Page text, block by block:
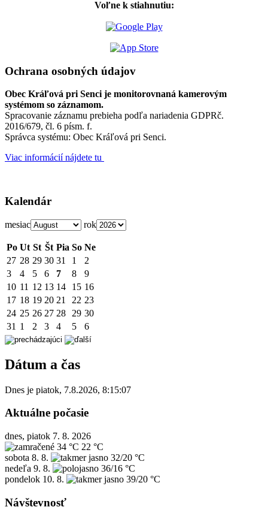
Voľne k stiahnutiu:
Ochrana osobných údajov
Obec Kráľová pri Senci je monitorovnaná kamerovým
systémom so záznamom.
Spracovanie záznamu prebieha podľa nariadenia GDPRč.
2016/679, čl. 6 písm. f.
Správca systému: Obec Kráľová pri Senci.
Viac informácií nájdete tu
Kalendár
mesiac rok
Po Ut St Št Pia So Ne
27 28 29 30 31 1
2
3
4 5 6 7 8
9
10 11 12 13 14 15 16
17 18 19 20 21 22 23
24 25 26 27 28 29 30
31 1 2 3 4 5 6
Dátum a čas
Dnes je piatok, 7.8.2026, 8:15:07
Aktuálne počasie
dnes, piatok 7. 8. 2026
34 °C 22 °C
sobota 8. 8.
32/20 °C
nedeľa 9. 8.
36/16 °C
pondelok 10. 8. 39/20 °C
Návštevnosť